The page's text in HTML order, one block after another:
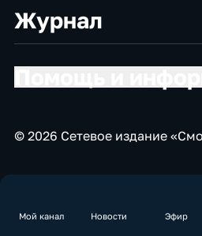
Мой канал Новости Эфир
Журнал
© 2026 Сетевое издание